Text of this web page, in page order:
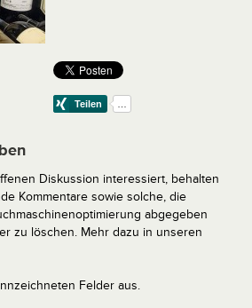
Diskussion interessiert, behalten
Kommentare sowie solche, die
abgegeben
zu löschen. Mehr dazu in unseren
Felder aus.